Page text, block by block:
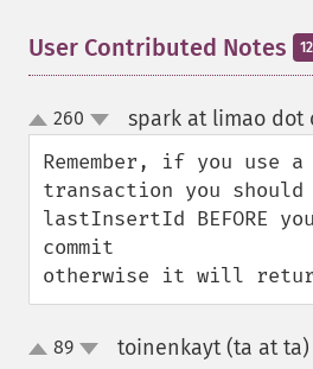
User Contributed Notes
up
down
260 spark at limao dot
Remember, if you use a
transaction you should
lastInsertId BEFORE you
commit
otherwise it will
up89 toinenkayt (ta at